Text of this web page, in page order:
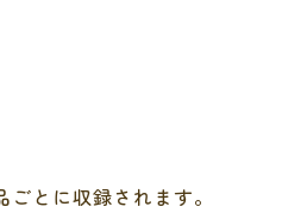
とに収録されます。